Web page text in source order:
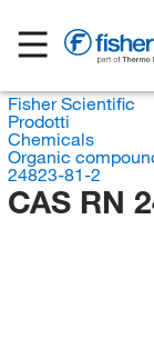
Fisher Scientific
Prodotti
Chemicals
Organic
24823-81-2
CAS RN